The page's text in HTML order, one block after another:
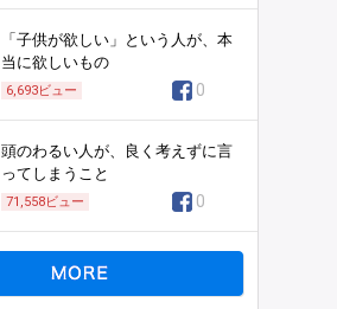
「子供が欲しい」という人が、本
当に欲しいもの
6,693ビュー 0
頭のわるい人が、良く考えずに言
ってしまうこと
71,558ビュー 0